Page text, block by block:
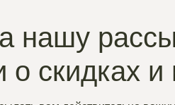
нашу
скидках и